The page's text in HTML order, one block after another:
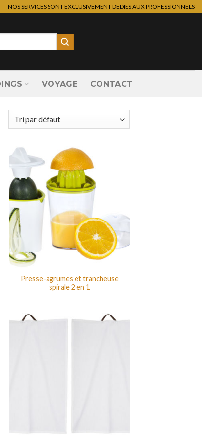
NOS SERVICES SONT EXCLUSIVEMENT DEDIES AUX PROFESSIONNELS
VOYAGE CONTACT
Presse-agrumes et trancheuse
spirale 2 en 1